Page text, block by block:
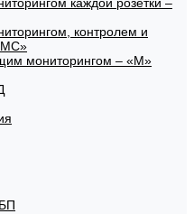
контролем и
мониторингом – «М»